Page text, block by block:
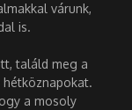
várunk,
is.
találd meg a
hétköznapokat.
a mosoly